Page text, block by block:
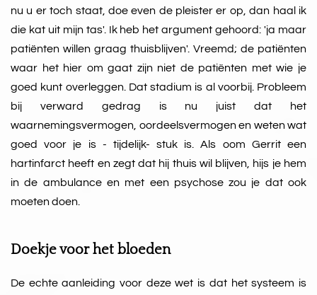
nu u er toch staat, doe even de pleister er op, dan haal ik
die kat uit mijn tas'. Ik heb het argument gehoord: 'ja maar
patiënten willen graag thuisblijven'. Vreemd; de patiënten
waar het hier om gaat zijn niet de patiënten met wie je
goed kunt overleggen. Dat stadium is al voorbij. Probleem
bij verward gedrag is nu juist dat het
waarnemingsvermogen, oordeelsvermogen en weten wat
goed voor je is - tijdelijk- stuk is. Als oom Gerrit een
hartinfarct heeft en zegt dat hij thuis wil blijven, hijs je hem
in de ambulance en met een psychose zou je dat ook
moeten doen.
Doekje voor het bloeden
De echte aanleiding voor deze wet is dat het systeem is